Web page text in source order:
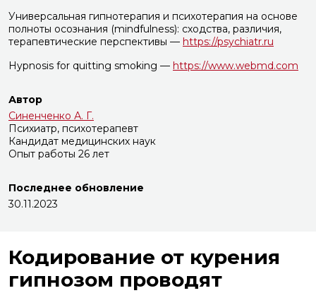
Универсальная гипнотерапия и психотерапия на основе
полноты осознания (mindfulness): сходства, различия,
терапевтические перспективы — https://psychiatr.ru
Hypnosis for quitting smoking — https://www.webmd.com
Автор
Синенченко А. Г.
Психиатр, психотерапевт
Кандидат медицинских наук
Опыт работы 26 лет
Последнее обновление
30.11.2023
Кодирование от курения
гипнозом проводят